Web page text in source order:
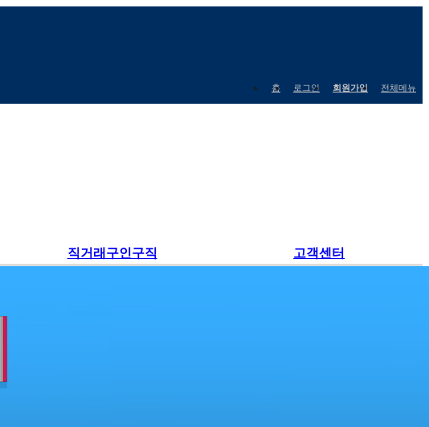
홈 로그인 회원가입 전체메뉴
직거래구인구직 고객센터